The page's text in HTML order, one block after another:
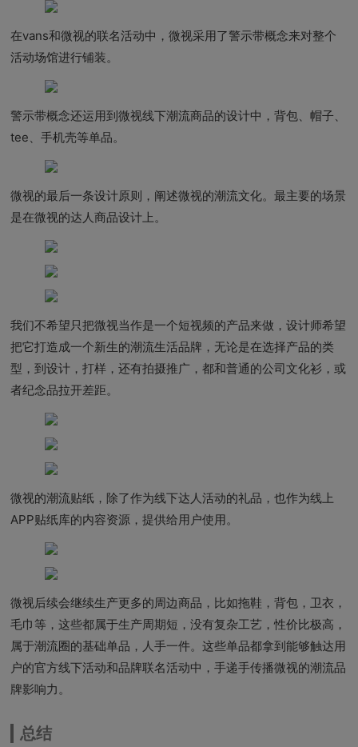
在vans和微视的联名活动中，微视采用了警示带概念来对整个
活动场馆进行铺装。
警示带概念还运用到微视线下潮流商品的设计中，背包、帽子、
tee、手机壳等单品。
微视的最后一条设计原则，阐述微视的潮流文化。最主要的场景
是在微视的达人商品设计上。
我们不希望只把微视当作是一个短视频的产品来做，设计师希望
把它打造成一个新生的潮流生活品牌，无论是在选择产品的类
型，到设计，打样，还有拍摄推广，都和普通的公司文化衫，或
者纪念品拉开差距。
微视的潮流贴纸，除了作为线下达人活动的礼品，也作为线上
APP贴纸库的内容资源，提供给用户使用。
微视后续会继续生产更多的周边商品，比如拖鞋，背包，卫衣，
毛巾等，这些都属于生产周期短，没有复杂工艺，性价比极高，
属于潮流圈的基础单品，人手一件。这些单品都拿到能够触达用
户的官方线下活动和品牌联名活动中，手递手传播微视的潮流品
牌影响力。
总结